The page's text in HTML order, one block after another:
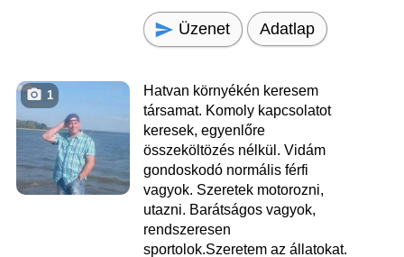
Üzenet Adatlap
1
Hatvan környékén keresem
társamat. Komoly kapcsolatot
keresek, egyenlőre
összeköltözés nélkül. Vidám
gondoskodó normális férfi
vagyok. Szeretek motorozni,
utazni. Barátságos vagyok,
rendszeresen
sportolok.Szeretem az állatokat.